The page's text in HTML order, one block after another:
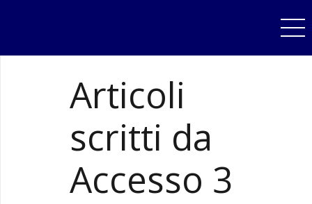
Articoli
scritti da
Accesso 3